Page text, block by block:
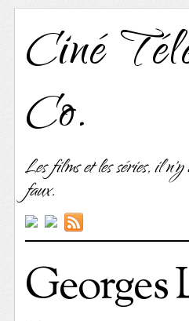
Ciné
Co.
Les films et les séries, il
faux.
Georges